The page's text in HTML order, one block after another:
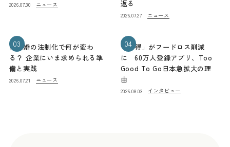
2026.07.30 ニュース
返る
2026.07.27 ニュース
03
同性婚の法制化で何が変わ
る？ 企業にいま求められる準
備と実践
2026.07.21 ニュース
04
「お得」がフードロス削減
に 60万人登録アプリ、Too
Good To Go日本急拡大の理
由
2026.08.03 インタビュー